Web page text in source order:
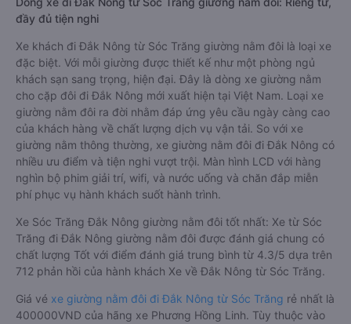
đầy đủ tiện nghi
Xe khách đi Đắk Nông từ Sóc Trăng giường nằm đôi là loại xe
đặc biệt. Với mỗi giường được thiết kế như một phòng ngủ
khách sạn sang trọng, hiện đại. Đây là dòng xe giường nằm
cho cặp đôi đi Đắk Nông mới xuất hiện tại Việt Nam. Loại xe
giường nằm đôi ra đời nhằm đáp ứng yêu cầu ngày càng cao
của khách hàng về chất lượng dịch vụ vận tải. So với xe
giường nằm thông thường, xe giường nằm đôi đi Đắk Nông có
nhiều ưu điểm và tiện nghi vượt trội. Màn hình LCD với hàng
nghìn bộ phim giải trí, wifi, và nước uống và chăn đắp miễn
phí phục vụ hành khách suốt hành trình.
Xe Sóc Trăng Đắk Nông giường nằm đôi tốt nhất: Xe từ Sóc
Trăng đi Đắk Nông giường nằm đôi được đánh giá chung có
chất lượng Tốt với điểm đánh giá trung bình từ 4.3/5 dựa trên
712 phản hồi của hành khách Xe về Đắk Nông từ Sóc Trăng.
Giá vé xe giường nằm đôi đi Đắk Nông từ Sóc Trăng rẻ nhất là
400000VND của hãng xe Phương Hồng Linh. Tùy thuộc vào